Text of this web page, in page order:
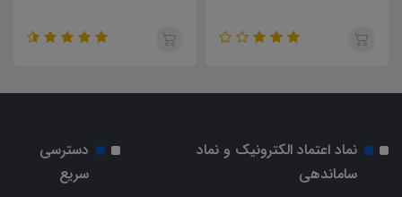
نماد اعتماد الکترونیک و نماد
ساماندهی
دسترسی
سریع